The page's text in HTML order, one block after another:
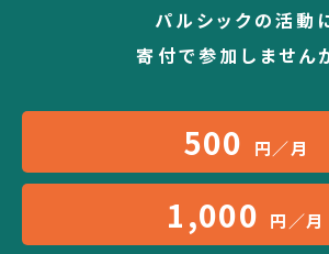
パルシックの活動
寄付で参加しません
500 円／月
1,000 円／月